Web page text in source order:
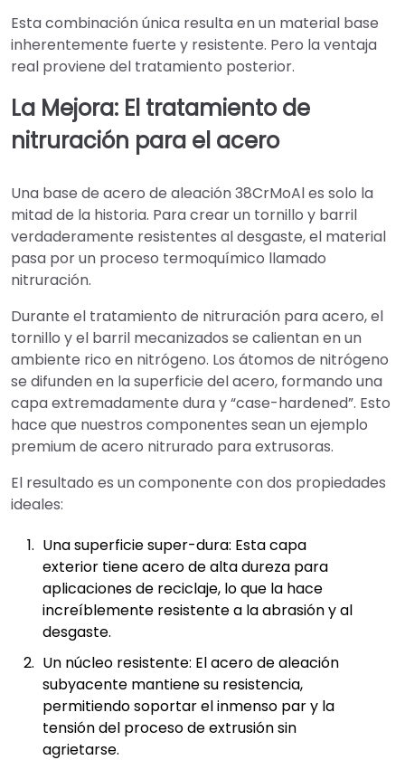
Esta combinación única resulta en un material base
inherentemente fuerte y resistente. Pero la ventaja
real proviene del tratamiento posterior.
La Mejora: El tratamiento de
nitruración para el acero
Una base de acero de aleación 38CrMoAl es solo la
mitad de la historia. Para crear un tornillo y barril
verdaderamente resistentes al desgaste, el material
pasa por un proceso termoquímico llamado
nitruración.
Durante el tratamiento de nitruración para acero, el
tornillo y el barril mecanizados se calientan en un
ambiente rico en nitrógeno. Los átomos de nitrógeno
se difunden en la superficie del acero, formando una
capa extremadamente dura y “case-hardened”. Esto
hace que nuestros componentes sean un ejemplo
premium de acero nitrurado para extrusoras.
El resultado es un componente con dos propiedades
ideales:
Una superficie super-dura: Esta capa
exterior tiene acero de alta dureza para
aplicaciones de reciclaje, lo que la hace
increíblemente resistente a la abrasión y al
desgaste.
Un núcleo resistente: El acero de aleación
subyacente mantiene su resistencia,
permitiendo soportar el inmenso par y la
tensión del proceso de extrusión sin
agrietarse.